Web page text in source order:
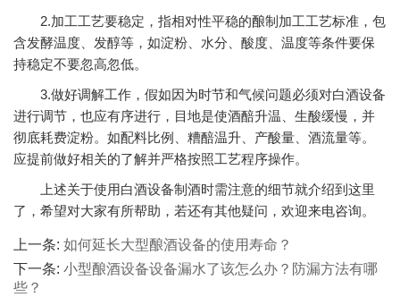
2.加工工艺要稳定，指相对性平稳的酿制加工工艺标准，包
含发酵温度、发醇等，如淀粉、水分、酸度、温度等条件要保
持稳定不要忽高忽低。
3.做好调解工作，假如因为时节和气候问题必须对白酒设备
进行调节，也应有序进行，目地是使酒醅升温、生酸缓慢，并
彻底耗费淀粉。如配料比例、糟醅温升、产酸量、酒流量等。
应提前做好相关的了解并严格按照工艺程序操作。
上述关于使用白酒设备制酒时需注意的细节就介绍到这里
了，希望对大家有所帮助，若还有其他疑问，欢迎来电咨询。
上一条: 如何延长大型酿酒设备的使用寿命？
下一条: 小型酿酒设备设备漏水了该怎么办？防漏方法有哪
些？